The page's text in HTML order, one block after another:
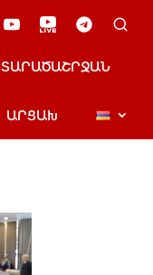
ՏԱՐԱԾԱՇՐՋԱՆ
ԱՐՑԱԽ